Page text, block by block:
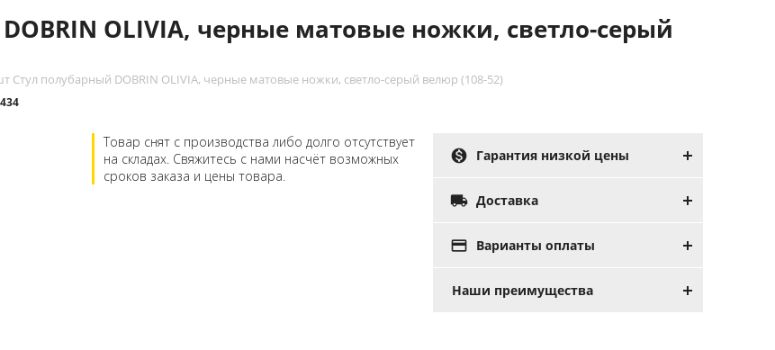
OLIVIA, черные матовые ножки, светло-серый
Стул полубарный DOBRIN OLIVIA, черные матовые ножки, светло-серый велюр (108-52)
Товар снят с производства либо долго отсутствует
на складах. Свяжитесь с нами насчёт возможных
сроков заказа и цены товара.
 Гарантия низкой цены
 Доставка
 Варианты оплаты
Наши преимущества